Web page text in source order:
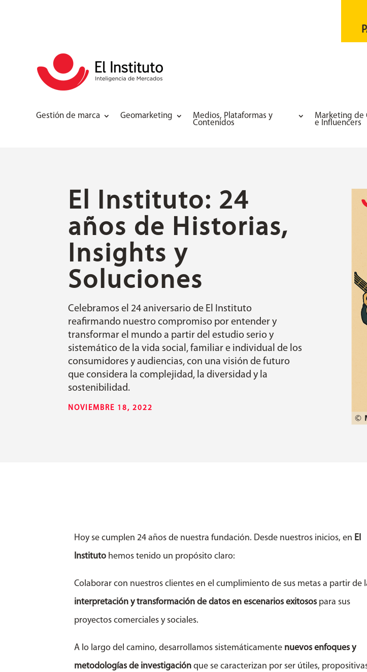
Gestión de marca Geomarketing
Medios, Plataformas y
Contenidos
Marketing de
e Influencers
El Instituto: 24
años de Historias,
Insights y
Soluciones
Celebramos el 24 aniversario de El Instituto
reafirmando nuestro compromiso por entender y
transformar el mundo a partir del estudio serio y
sistemático de la vida social, familiar e individual de los
consumidores y audiencias, con una visión de futuro
que considera la complejidad, la diversidad y la
sostenibilidad.
NOVIEMBRE 18, 2022
Hoy se cumplen 24 años de nuestra fundación. Desde nuestros inicios, en El
Instituto hemos tenido un propósito claro:
Colaborar con nuestros clientes en el cumplimiento de sus metas a partir de
interpretación y transformación de datos en escenarios exitosos para sus
proyectos comerciales y sociales.
A lo largo del camino, desarrollamos sistemáticamente nuevos enfoques y
metodologías de investigación que se caracterizan por ser útiles,